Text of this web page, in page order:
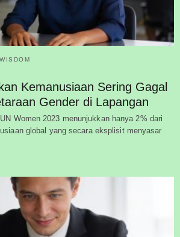
Kemanusiaan Sering Gagal
Gender di Lapangan
Women 2023 menunjukkan hanya 2% dari
global yang secara eksplisit menyasar